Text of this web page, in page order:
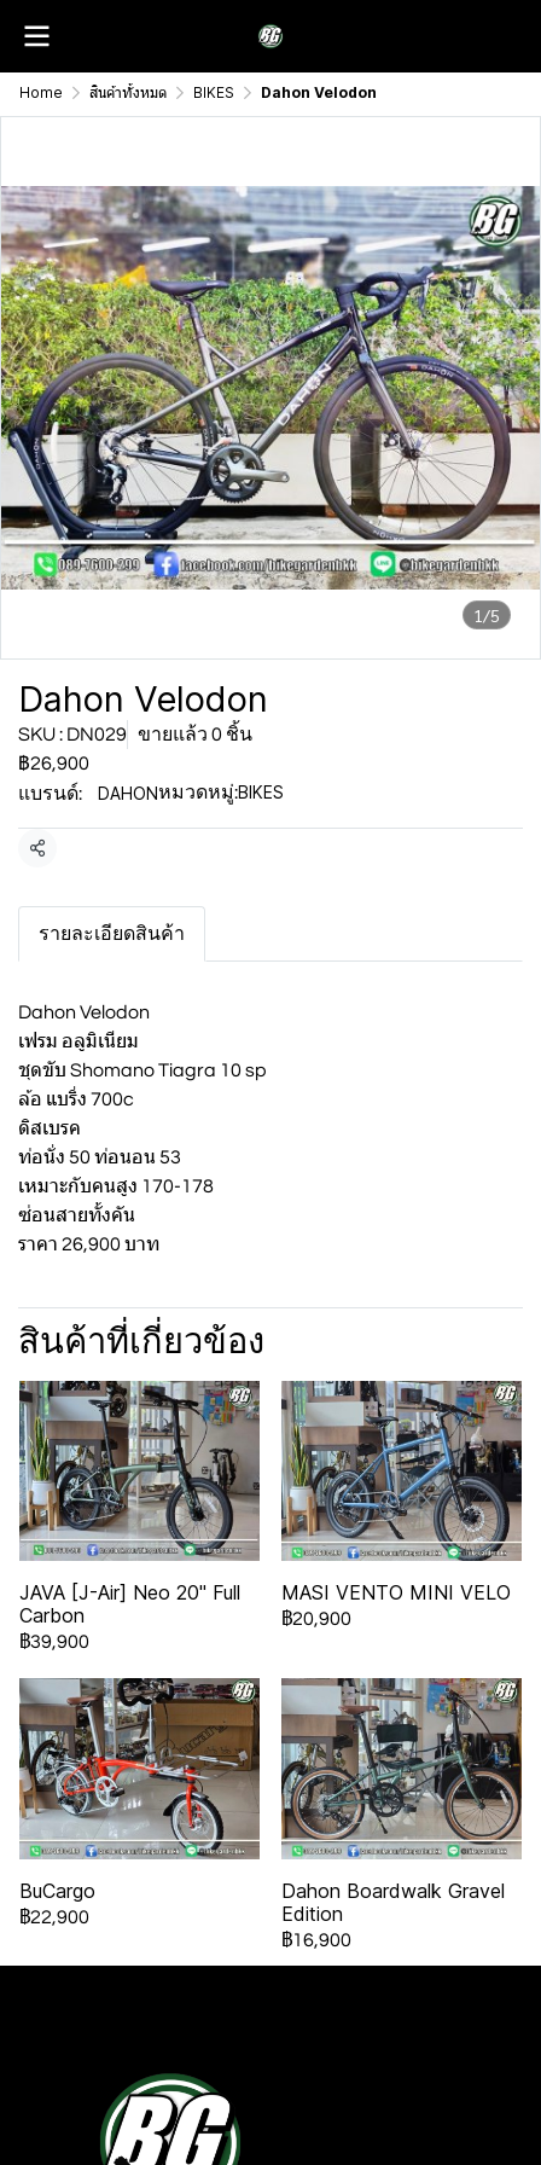
Home สินค้าทั้งหมด BIKES Dahon Velodon
1/5
Dahon Velodon
SKU : DN029
ขายแล้ว 0 ชิ้น
฿26,900
แบรนด์:
DAHONหมวดหมู่:BIKES
แชร์
รายละเอียดสินค้า
Dahon Velodon
เฟรม อลูมิเนียม
ชุดขับ Shomano Tiagra 10 sp
ล้อ แบริ่ง 700c
ดิสเบรค
ท่อนั่ง 50 ท่อนอน 53
เหมาะกับคนสูง 170-178
ซ่อนสายทั้งคัน
ราคา 26,900 บาท
สินค้าที่เกี่ยวข้อง
JAVA [J-Air] Neo 20" Full
Carbon
฿39,900
MASI VENTO MINI VELO
฿20,900
BuCargo
฿22,900
Dahon Boardwalk Gravel
Edition
฿16,900